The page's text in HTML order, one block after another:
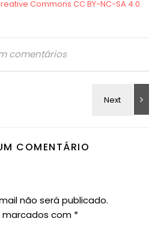
comentários
COMENTÁRIO
não será publicado.
com *